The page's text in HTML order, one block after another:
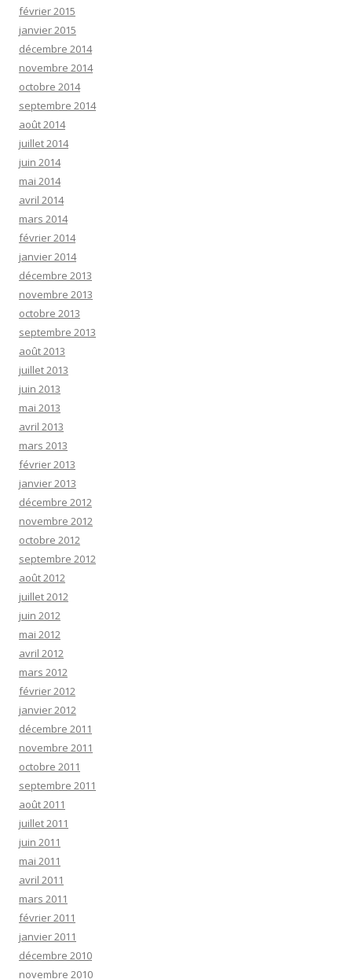
février 2015
janvier 2015
décembre 2014
novembre 2014
octobre 2014
septembre 2014
août 2014
juillet 2014
juin 2014
mai 2014
avril 2014
mars 2014
février 2014
janvier 2014
décembre 2013
novembre 2013
octobre 2013
septembre 2013
août 2013
juillet 2013
juin 2013
mai 2013
avril 2013
mars 2013
février 2013
janvier 2013
décembre 2012
novembre 2012
octobre 2012
septembre 2012
août 2012
juillet 2012
juin 2012
mai 2012
avril 2012
mars 2012
février 2012
janvier 2012
décembre 2011
novembre 2011
octobre 2011
septembre 2011
août 2011
juillet 2011
juin 2011
mai 2011
avril 2011
mars 2011
février 2011
janvier 2011
décembre 2010
novembre 2010